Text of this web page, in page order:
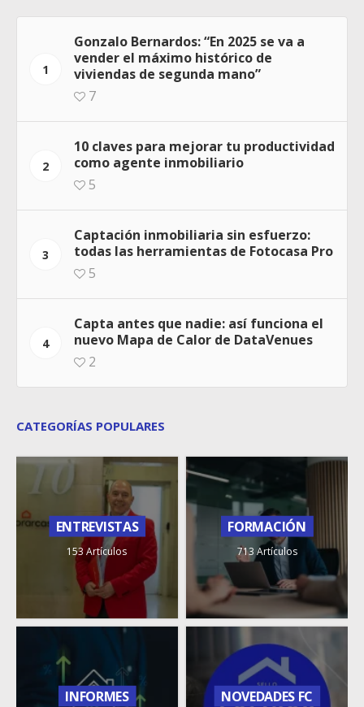
1
Gonzalo Bernardos: “En 2025 se va a
vender el máximo histórico de
viviendas de segunda mano”
7
2
10 claves para mejorar tu productividad
como agente inmobiliario
5
3
Captación inmobiliaria sin esfuerzo:
todas las herramientas de Fotocasa Pro
5
4
Capta antes que nadie: así funciona el
nuevo Mapa de Calor de DataVenues
2
CATEGORÍAS POPULARES
ENTREVISTAS
153 Artículos
FORMACIÓN
713 Artículos
INFORMES NOVEDADES FC